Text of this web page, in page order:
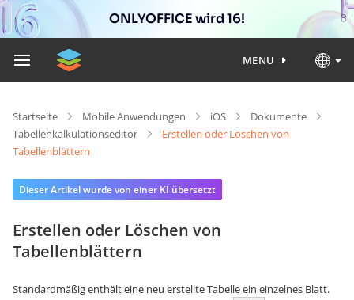
ONLYOFFICE wird 16!
MENU
Startseite Mobile Anwendungen iOS
Dokumente
Tabellenkalkulationseditor
Erstellen oder Löschen von
Tabellenblättern
Dieser Artikel wurde von einer KI übersetzt
Erstellen oder Löschen von
Tabellenblättern
Standardmäßig enthält eine neu erstellte Tabelle ein einzelnes Blatt.